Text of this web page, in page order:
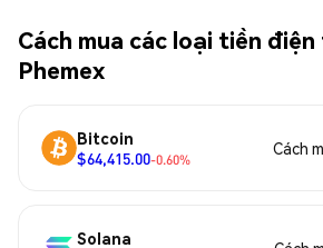
Cách mua các loại tiền
Phemex
Bitcoin
$64,415.00-0.60%
Cách
Solana